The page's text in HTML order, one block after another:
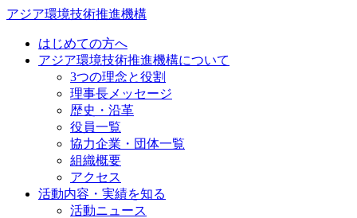
アジア環境技術推進機構
はじめての方へ
アジア環境技術推進機構について
3つの理念と役割
理事長メッセージ
歴史・沿革
役員一覧
協力企業・団体一覧
組織概要
アクセス
活動内容・実績を知る
活動ニュース